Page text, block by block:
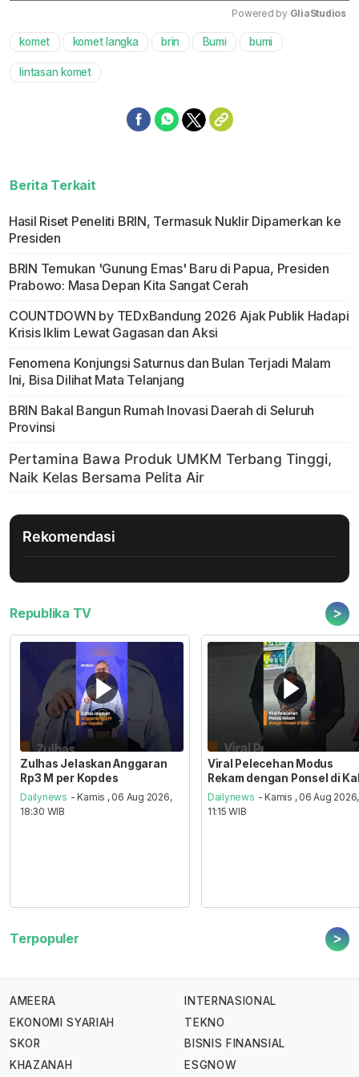
Powered by GliaStudios
komet komet langka brin Bumi bumi
lintasan komet
Berita Terkait
Hasil Riset Peneliti BRIN, Termasuk Nuklir Dipamerkan ke
Presiden
BRIN Temukan 'Gunung Emas' Baru di Papua, Presiden
Prabowo: Masa Depan Kita Sangat Cerah
COUNTDOWN by TEDxBandung 2026 Ajak Publik Hadapi
Krisis Iklim Lewat Gagasan dan Aksi
Fenomena Konjungsi Saturnus dan Bulan Terjadi Malam
Ini, Bisa Dilihat Mata Telanjang
BRIN Bakal Bangun Rumah Inovasi Daerah di Seluruh
Provinsi
Rekomendasi
Republika TV >
Zulhas Jelaskan Anggaran
Rp3 M per Kopdes
Dailynews - Kamis , 06 Aug 2026,
18:30 WIB
Viral Pelecehan Modus
Rekam dengan Ponsel di
Dailynews - Kamis , 06 Aug 2026,
11:15 WIB
Terpopuler >
AMEERA
EKONOMI SYARIAH
SKOR
KHAZANAH
INTERNASIONAL
TEKNO
BISNIS FINANSIAL
ESGNOW